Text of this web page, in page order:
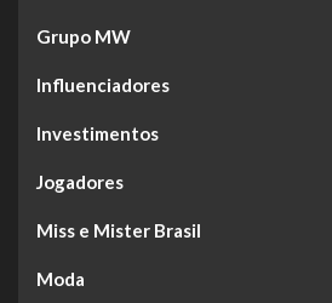
Grupo MW
Influenciadores
Investimentos
Jogadores
Miss e Mister Brasil
Moda